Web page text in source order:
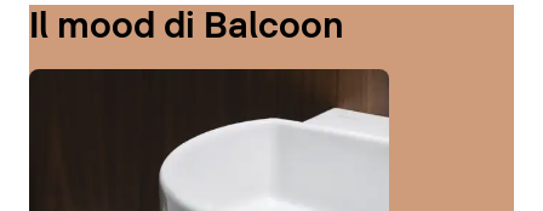
Il mood di Balcoon